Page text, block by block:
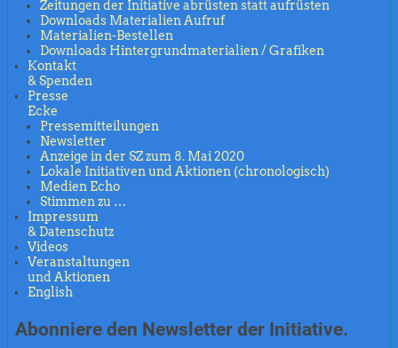
Zeitungen der Initiative abrüsten statt aufrüsten
Downloads Materialien Aufruf
Materialien-Bestellen
Downloads Hintergrundmaterialien / Grafiken
Kontakt
& Spenden
Presse
Ecke
Pressemitteilungen
Newsletter
Anzeige in der SZ zum 8. Mai 2020
Lokale Initiativen und Aktionen (chronologisch)
Medien Echo
Stimmen zu …
Impressum
& Datenschutz
Videos
Veranstaltungen
und Aktionen
English
Abonniere den Newsletter der Initiative.